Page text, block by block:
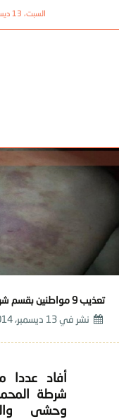
السبت، 13 ديسمبر، 2014 — 20267 20263 20261
تعذيب 9 مواطنين بقسم شرطة بالبحيرة للإعتراف بتهمة زرع قنابل
نشر في 13 ديسمبر، 2014
أفاد عددا
شرطة
وحشى